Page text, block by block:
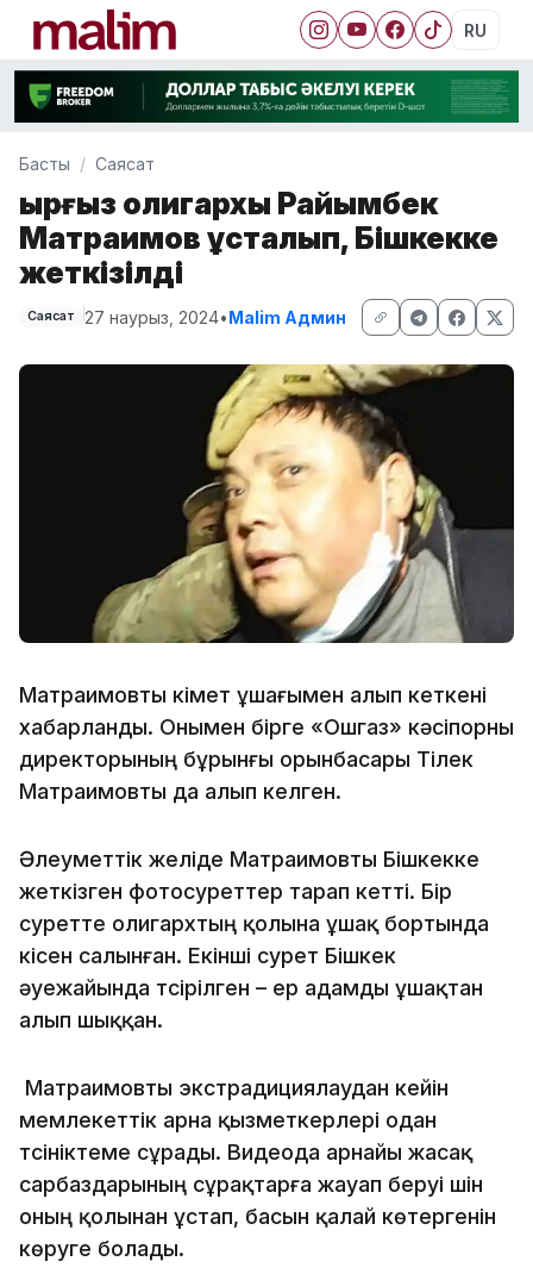
RU
Басты Саясат
Қырғыз олигархы Райымбек
Матраимов ұсталып, Бішкекке
жеткізілді
Саясат 27 наурыз, 2024•Malim Админ
Матраимовты үкімет ұшағымен алып кеткені
хабарланды. Онымен бірге «Ошгаз» кәсіпорны
директорының бұрынғы орынбасары Тілек
Матраимовты да алып келген.
Әлеуметтік желіде Матраимовты Бішкекке
жеткізген фотосуреттер тарап кетті. Бір
суретте олигархтың қолына ұшақ бортында
кісен салынған. Екінші сурет Бішкек
әуежайында түсірілген – ер адамды ұшақтан
алып шыққан.
Матраимовты экстрадициялаудан кейін
мемлекеттік арна қызметкерлері одан
түсініктеме сұрады. Видеода арнайы жасақ
сарбаздарының сұрақтарға жауап беруі үшін
оның қолынан ұстап, басын қалай көтергенін
көруге болады.